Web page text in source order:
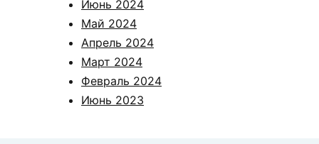
Июнь 2024
Май 2024
Апрель 2024
Март 2024
Февраль 2024
Июнь 2023